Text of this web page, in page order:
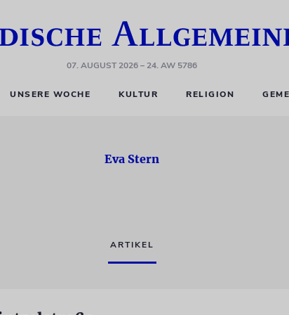
07. AUGUST 2026– 24. AW 5786
UNSERE WOCHE KULTUR RELIGION
Eva Stern
ARTIKEL